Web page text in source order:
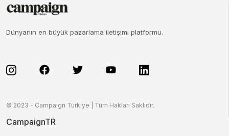
Dünyanın en büyük pazarlama iletişimi platformu.
© 2023 - Campaign Türkiye | Tüm Hakları Saklıdır.
CampaignTR